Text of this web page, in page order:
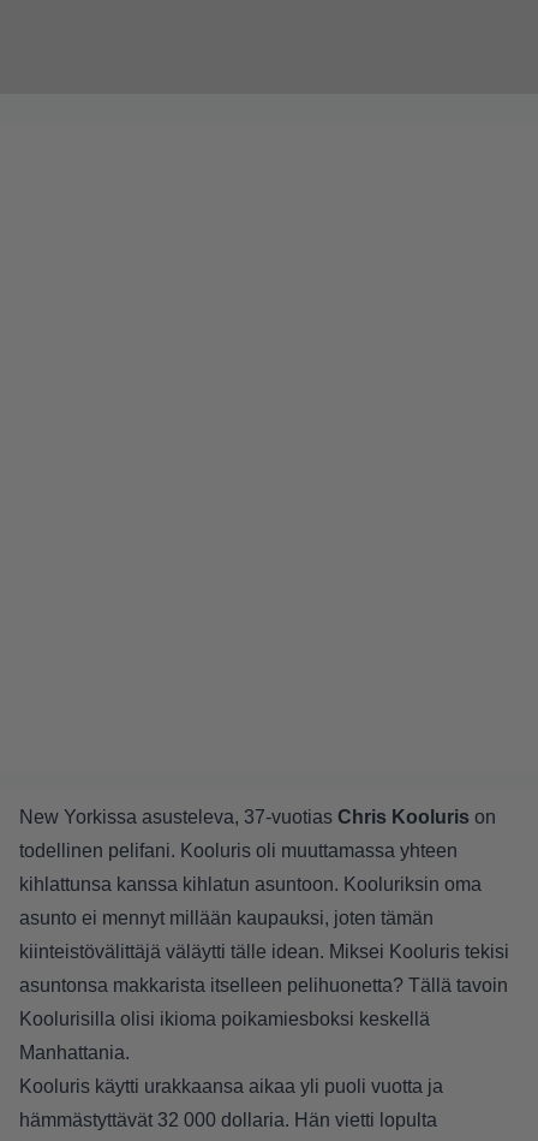
New Yorkissa asusteleva, 37-vuotias Chris Kooluris on
todellinen pelifani. Kooluris oli muuttamassa yhteen
kihlattunsa kanssa kihlatun asuntoon. Kooluriksin oma
asunto ei mennyt millään kaupauksi, joten tämän
kiinteistövälittäjä väläytti tälle idean. Miksei Kooluris tekisi
asuntonsa makkarista itselleen pelihuonetta? Tällä tavoin
Koolurisilla olisi ikioma poikamiesboksi keskellä
Manhattania.
Kooluris käytti urakkaansa aikaa yli puoli vuotta ja
hämmästyttävät 32 000 dollaria. Hän vietti lopulta